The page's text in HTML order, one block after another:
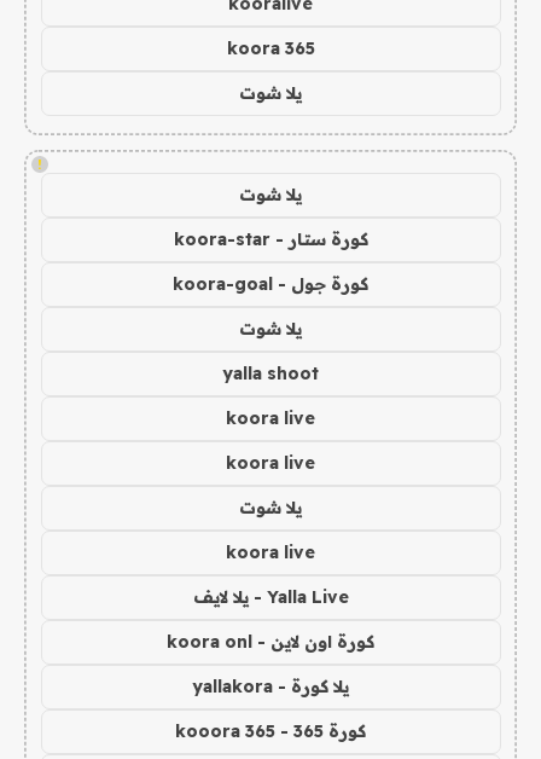
koora 365
يلا شوت
!
يلا شوت
كورة ستار - koora-star
كورة جول - koora-goal
يلا شوت
yalla shoot
koora live
koora live
يلا شوت
koora live
Yalla Live - يلا لايف
كورة اون لاين - koora onl
يلا كورة - yallakora
كورة 365 - kooora 365